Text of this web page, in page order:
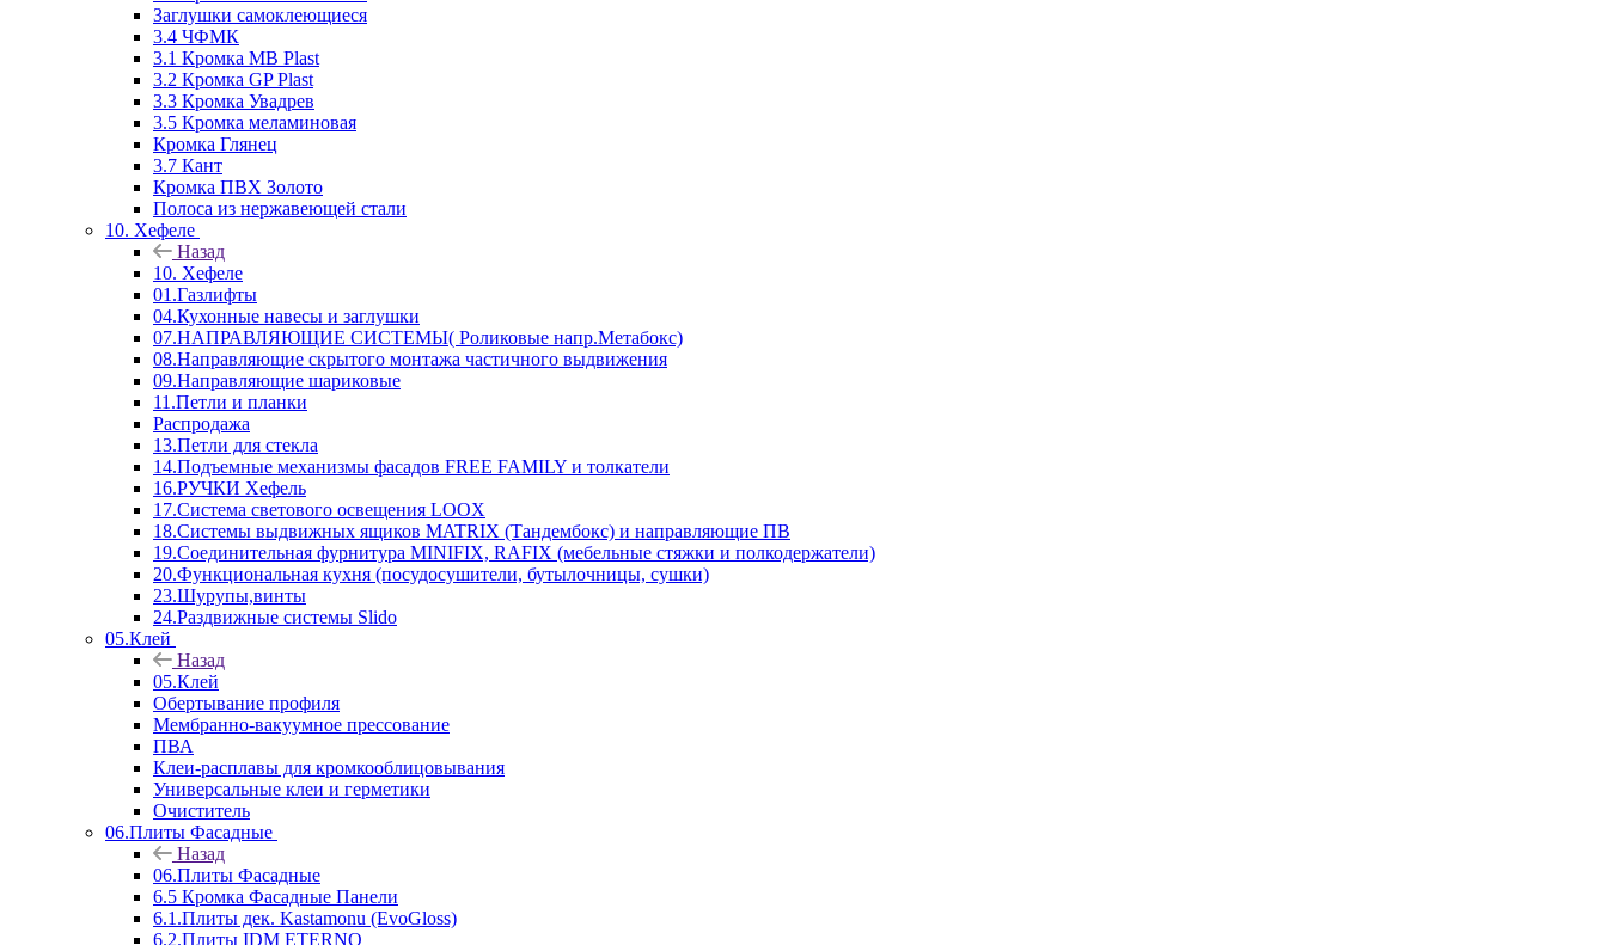
Заглушки самоклеющиеся
3.4 ЧФМК
3.1 Кромка MB Plast
3.2 Кромка GP Plast
3.3 Кромка Увадрев
3.5 Кромка меламиновая
Кромка Глянец
3.7 Кант
Кромка ПВХ Золото
Полоса из нержавеющей стали
10. Хефеле
Назад
10. Хефеле
01.Газлифты
04.Кухонные навесы и заглушки
07.НАПРАВЛЯЮЩИЕ СИСТЕМЫ( Роликовые напр.Метабокс)
08.Направляющие скрытого монтажа частичного выдвижения
09.Направляющие шариковые
11.Петли и планки
Распродажа
13.Петли для стекла
14.Подъемные механизмы фасадов FREE FAMILY и толкатели
16.РУЧКИ Хефель
17.Система светового освещения LOOX
18.Системы выдвижных ящиков MATRIX (Тандембокс) и направляющие ПВ
19.Соединительная фурнитура MINIFIX, RAFIX (мебельные стяжки и полкодержатели)
20.Функциональная кухня (посудосушители, бутылочницы, сушки)
23.Шурупы,винты
24.Раздвижные системы Slido
05.Клей
Назад
05.Клей
Обертывание профиля
Мембранно-вакуумное прессование
ПВА
Клеи-расплавы для кромкооблицовывания
Универсальные клеи и герметики
Очиститель
06.Плиты Фасадные
Назад
06.Плиты Фасадные
6.5 Кромка Фасадные Панели
6.1.Плиты дек. Kastamonu (EvoGloss)
6.2.Плиты IDM ETERNO